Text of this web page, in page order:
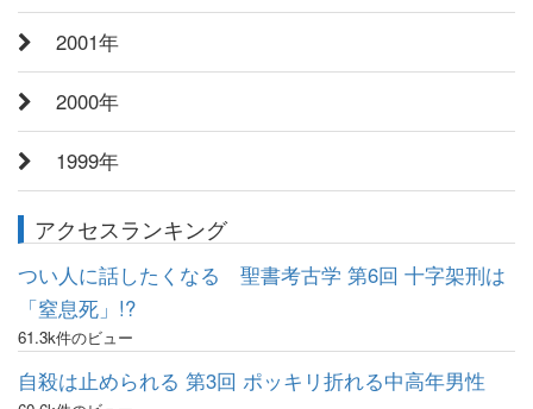
2001年
2000年
1999年
アクセスランキング
つい人に話したくなる 聖書考古学 第6回 十字架刑は
「窒息死」!?
61.3k件のビュー
自殺は止められる 第3回 ポッキリ折れる中高年男性